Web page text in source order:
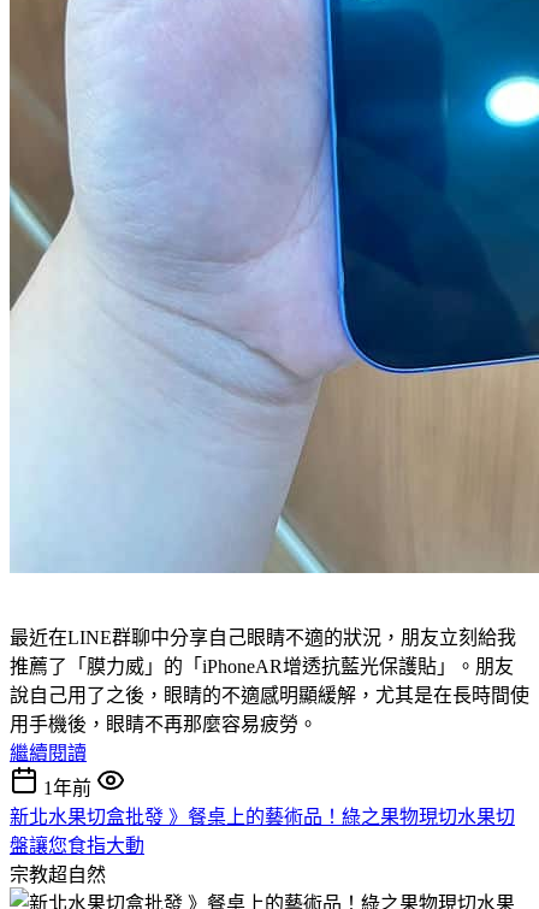
最近在LINE群聊中分享自己眼睛不適的狀況，朋友立刻給我
推薦了「膜力威」的「iPhoneAR增透抗藍光保護貼」。朋友
說自己用了之後，眼睛的不適感明顯緩解，尤其是在長時間使
用手機後，眼睛不再那麼容易疲勞。
繼續閱讀
1年前
新北水果切盒批發 》餐桌上的藝術品！綠之果物現切水果切
盤讓您食指大動
宗教超自然